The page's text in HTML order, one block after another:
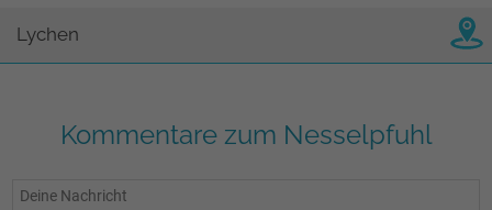
Lychen
Kommentare zum Nesselpfuhl